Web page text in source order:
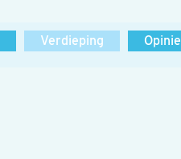
Verdieping Opinie